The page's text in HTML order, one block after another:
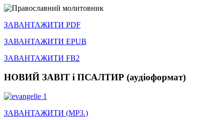
ЗАВАНТАЖИТИ PDF
ЗАВАНТАЖИТИ EPUB
ЗАВАНТАЖИТИ FB2
НОВИЙ ЗАВІТ і ПСАЛТИР (аудіоформат)
ЗАВАНТАЖИТИ (MP3.)